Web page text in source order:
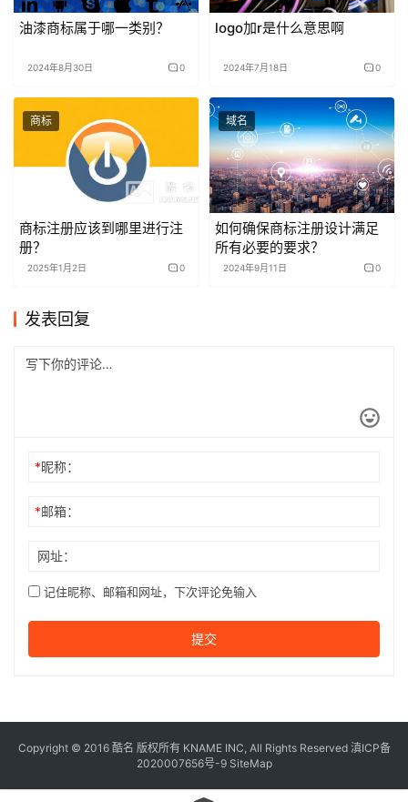
油漆商标属于哪一类别？
2024年8月30日 0
logo加r是什么意思啊
2024年7月18日 0
商标
商标注册应该到哪里进行注
册？
2025年1月2日 0
域名
如何确保商标注册设计满足
所有必要的要求？
2024年9月11日 0
发表回复
*昵称：
*邮箱：
网址：
记住昵称、邮箱和网址，下次评论免输入
提交
Copyright © 2016 酷名 版权所有 KNAMEINC, All Rights Reserved 滇ICP备
2020007656号-9 SiteMap